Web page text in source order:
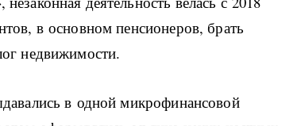
в основном пенсионеров, брать
недвижимости.
в одной микрофинансовой